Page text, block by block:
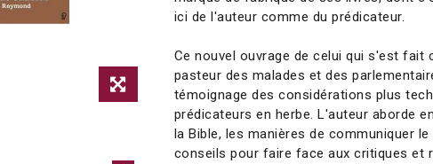
ici de l'auteur comme du prédicateur.
Ce nouvel ouvrage de celui qui s'est fait
pasteur des malades et des
témoignage des considérations plus
prédicateurs en herbe. L'auteur aborde
la Bible, les manières de communiquer
conseils pour faire face aux critiques et